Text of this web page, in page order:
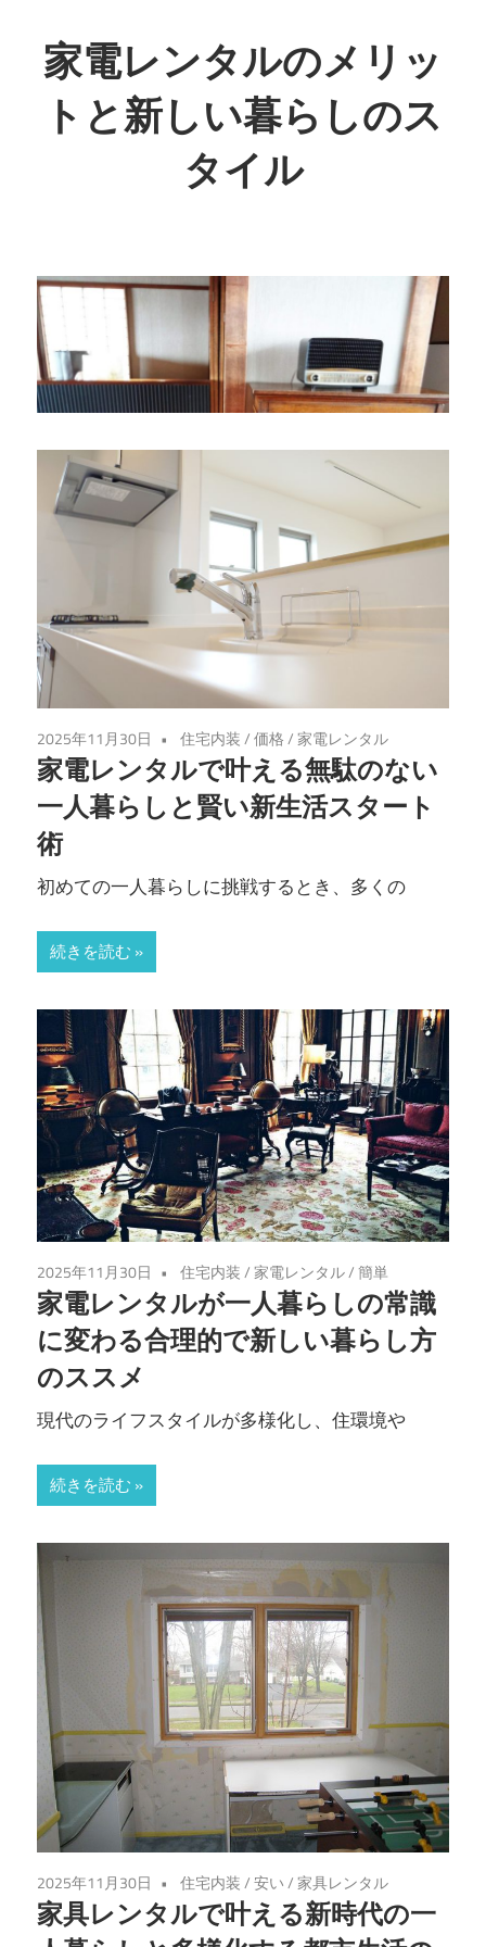
ン
テ
プ
家電レンタルのメリッ
トと新しい暮らしのス
タイル
い
暮
ら
し
を
る、
マ
ー
ト
な
選
択
肢
を
あ
た
に。
2025年11月30日 住宅内装/価格/家電レンタル
家電レンタルで叶える無駄のない
一人暮らしと賢い新生活スタート
術
初めての一人暮らしに挑戦するとき、多くの
続きを読む
2025年11月30日 住宅内装/家電レンタル/簡単
家電レンタルが一人暮らしの常識
に変わる合理的で新しい暮らし方
のススメ
現代のライフスタイルが多様化し、住環境や
続きを読む
2025年11月30日 住宅内装/安い/家具レンタル
家具レンタルで叶える新時代の一